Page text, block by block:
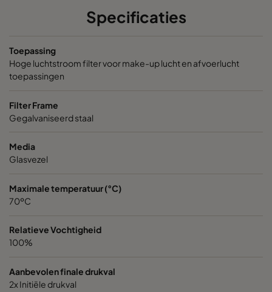
VEXXL13-610x305x292-P H13
VEXXL13-610x610x292-P H13 610
VEXL14-610x610x292-P
VEXXL14-610x305x292-P
VEXXL14-610x610x292-P
Specificaties
Toepassing
Hoge luchtstroom filter voor make-up lucht en afvoerlucht
toepassingen
Filter Frame
Gegalvaniseerd staal
Media
Glasvezel
Maximale temperatuur (°C)
70ºC
Relatieve Vochtigheid
100%
Aanbevolen finale drukval
2x Initiële drukval